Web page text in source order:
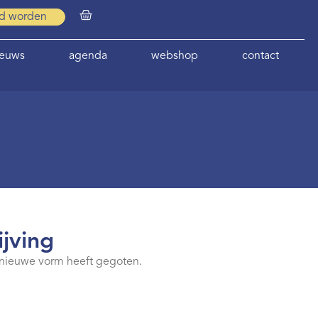
worden
agenda webshop contact
vorm heeft gegoten.